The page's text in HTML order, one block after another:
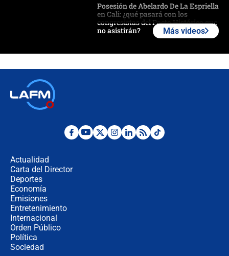
Posesión de Abelardo De La Espriella
en Cali: ¿qué pasará con los
congresistas del Pacto Histórico que
no asistirán?
¿Por qué De la Espriella gobernará
Más videos
Actualidad
Carta del Director
Deportes
Economía
Emisiones
Entretenimiento
Internacional
Orden Público
Política
Sociedad